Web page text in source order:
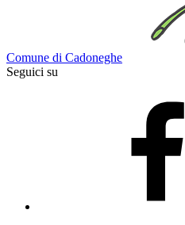
Comune di Cadoneghe
Seguici su